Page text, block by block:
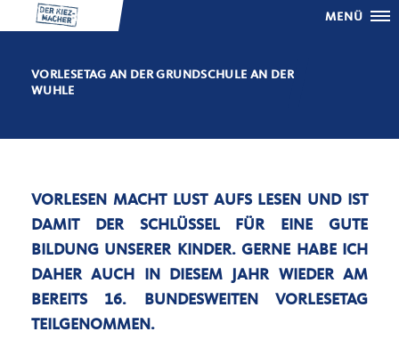
MENÜ
VORLESETAG AN DER GRUNDSCHULE AN DER
WUHLE
VORLESEN MACHT LUST AUFS LESEN UND IST
DAMIT DER SCHLÜSSEL FÜR EINE GUTE
BILDUNG UNSERER KINDER. GERNE HABE ICH
DAHER AUCH IN DIESEM JAHR WIEDER AM
BEREITS 16. BUNDESWEITEN VORLESETAG
TEILGENOMMEN.